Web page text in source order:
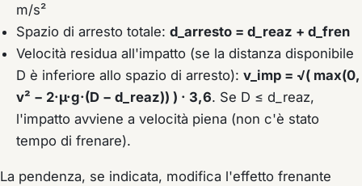
m/s²
Spazio di arresto totale:d_arresto = d_reaz + d_fren
Velocità residua all'impatto (se la distanza disponibile
D è inferiore allo spazio di arresto):v_imp = √( max(0,
v² − 2·µ·g·(D − d_reaz)) ) · 3,6. Se D ≤ d_reaz,
l'impatto avviene a velocità piena (non c'è stato
tempo di frenare).
La pendenza, se indicata, modifica l'effetto frenante